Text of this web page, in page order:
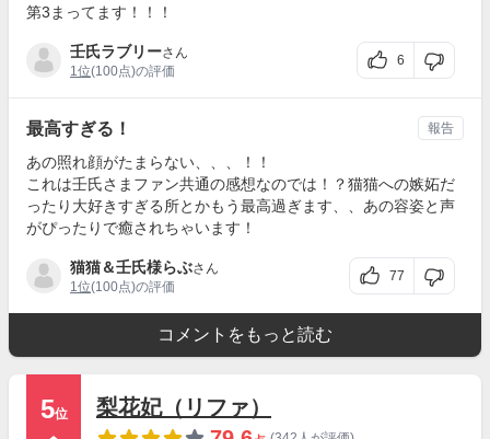
第3まってます！！！
壬氏ラブリーさん
1位(100点)の評価
6
最高すぎる！
あの照れ顔がたまらない、、、！！
これは壬氏さまファン共通の感想なのでは！？猫猫への嫉妬だ
ったり大好きすぎる所とかもう最高過ぎます、、あの容姿と声
がぴったりで癒されちゃいます！
猫猫＆壬氏様らぶさん
1位(100点)の評価
77
報告
コメントをもっと読む
5位
梨花妃（リファ）